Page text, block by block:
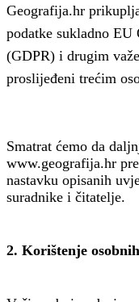
Geografija.hr
podatke sukladno EU
(GDPR) i drugim
proslijeđeni trećim
Smatrat ćemo da
www.geografija.hr
nastavku opisanih
suradnike i čitatelje.
2. Korištenje